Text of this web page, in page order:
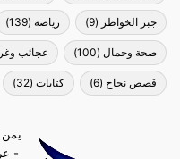
جبر الخواطر (9) رياضة (139)
صحة وجمال (100) عجائب
قصص نجاح (6) كتابات (32)
يمن
-